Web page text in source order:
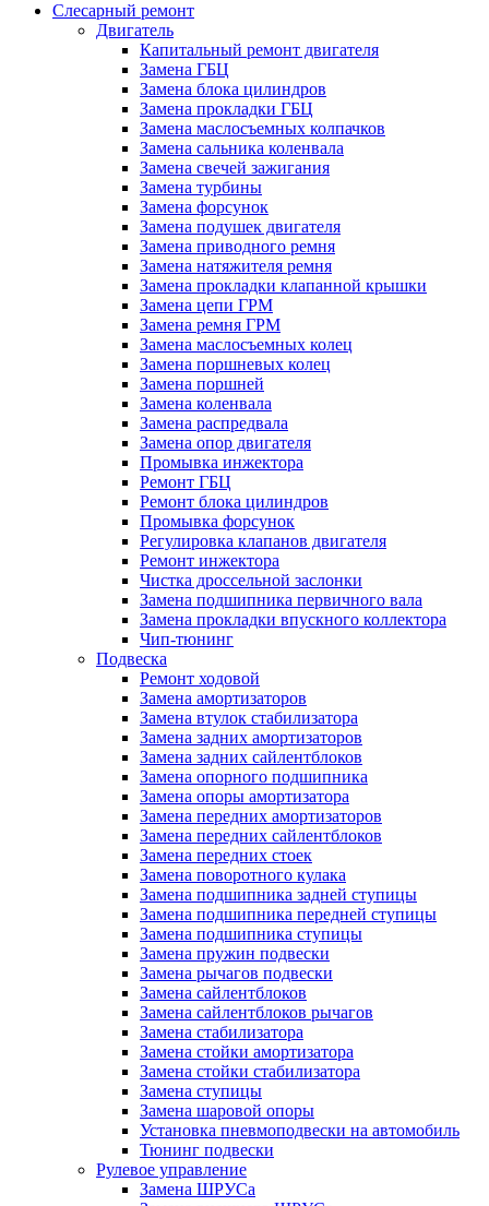
Слесарный ремонт
Двигатель
Капитальный ремонт двигателя
Замена ГБЦ
Замена блока цилиндров
Замена прокладки ГБЦ
Замена маслосъемных колпачков
Замена сальника коленвала
Замена свечей зажигания
Замена турбины
Замена форсунок
Замена подушек двигателя
Замена приводного ремня
Замена натяжителя ремня
Замена прокладки клапанной крышки
Замена цепи ГРМ
Замена ремня ГРМ
Замена маслосъемных колец
Замена поршневых колец
Замена поршней
Замена коленвала
Замена распредвала
Замена опор двигателя
Промывка инжектора
Ремонт ГБЦ
Ремонт блока цилиндров
Промывка форсунок
Регулировка клапанов двигателя
Ремонт инжектора
Чистка дроссельной заслонки
Замена подшипника первичного вала
Замена прокладки впускного коллектора
Чип-тюнинг
Подвеска
Ремонт ходовой
Замена амортизаторов
Замена втулок стабилизатора
Замена задних амортизаторов
Замена задних сайлентблоков
Замена опорного подшипника
Замена опоры амортизатора
Замена передних амортизаторов
Замена передних сайлентблоков
Замена передних стоек
Замена поворотного кулака
Замена подшипника задней ступицы
Замена подшипника передней ступицы
Замена подшипника ступицы
Замена пружин подвески
Замена рычагов подвески
Замена сайлентблоков
Замена сайлентблоков рычагов
Замена стабилизатора
Замена стойки амортизатора
Замена стойки стабилизатора
Замена ступицы
Замена шаровой опоры
Установка пневмоподвески на автомобиль
Тюнинг подвески
Рулевое управление
Замена ШРУСа